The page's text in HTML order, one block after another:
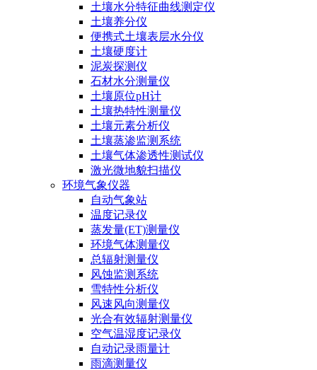
土壤水分特征曲线测定仪
土壤养分仪
便携式土壤表层水分仪
土壤硬度计
泥炭探测仪
石材水分测量仪
土壤原位pH计
土壤热特性测量仪
土壤元素分析仪
土壤蒸渗监测系统
土壤气体渗透性测试仪
激光微地貌扫描仪
环境气象仪器
自动气象站
温度记录仪
蒸发量(ET)测量仪
环境气体测量仪
总辐射测量仪
风蚀监测系统
雪特性分析仪
风速风向测量仪
光合有效辐射测量仪
空气温湿度记录仪
自动记录雨量计
雨滴测量仪